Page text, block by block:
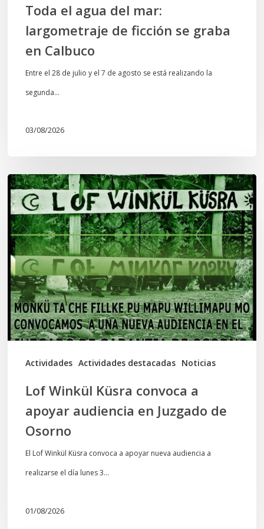
Toda el agua del mar:
largometraje de ficción se graba
en Calbuco
Entre el 28 de julio y el 7 de agosto se está realizando la
segunda…
03/08/2026
Actividades Actividades destacadas Noticias
Lof
Winkül
Küsra
convoca
a
apoyar
audiencia
en
Juzgado
Lof Winkül Küsra convoca a
apoyar audiencia en Juzgado de
Osorno
El Lof Winkül Küsra convoca a apoyar nueva audiencia a
realizarse el día lunes 3…
01/08/2026